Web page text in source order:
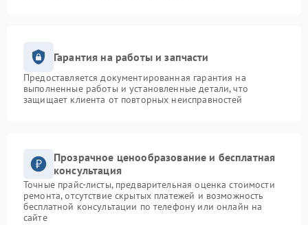
Гарантия на работы и запчасти
Предоставляется документированная гарантия на
выполненные работы и установленные детали, что
защищает клиента от повторных неисправностей
Прозрачное ценообразование и бесплатная
консультация
Точные прайс-листы, предварительная оценка стоимости
ремонта, отсутствие скрытых платежей и возможность
бесплатной консультации по телефону или онлайн на
сайте